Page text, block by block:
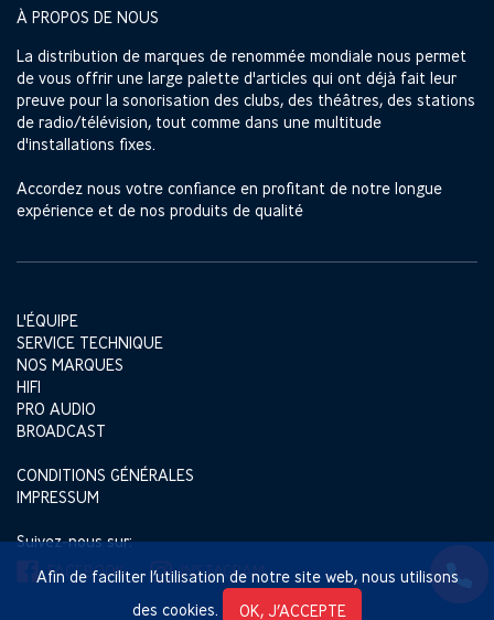
Afin de faciliter l’utilisation de notre site web, nous utilisons
des cookies.
OK, J’ACCEPTE
À PROPOS DE NOUS
La distribution de marques de renommée mondiale nous permet
de vous offrir une large palette d'articles qui ont déjà fait leur
preuve pour la sonorisation des clubs, des théâtres, des stations
de radio/télévision, tout comme dans une multitude
d'installations fixes.
Accordez nous votre confiance en profitant de notre longue
expérience et de nos produits de qualité
L'ÉQUIPE
SERVICE TECHNIQUE
NOS MARQUES
HIFI
PRO AUDIO
BROADCAST
CONDITIONS GÉNÉRALES
IMPRESSUM
Suivez-nous sur:
FACEBOOK
INSTAGRAM